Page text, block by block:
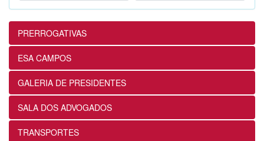
12ª Subseção e ESA realizam
Masterclass sobre Crimes Eleitorais na
Prática
24/07/2026
12ª Subseção e ESA alinham projetos e
ações voltados ao fortalecimento dos
futuros advogados
24/07/2026
PRERROGATIVAS
ESA CAMPOS
GALERIA DE PRESIDENTES
SALA DOS ADVOGADOS
TRANSPORTES